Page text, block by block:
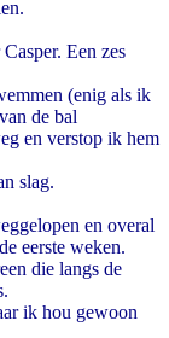
Een zes
(enig als ik
de bal
en verstop ik hem
slag.
en overal
eerste weken.
die langs de
ik hou gewoon